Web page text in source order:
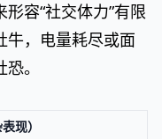
容“社交体力”有限
牛，电量耗尽或面
。
现）